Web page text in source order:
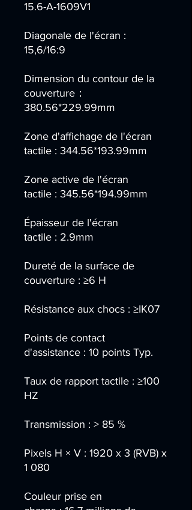
15.6-A-1609V1
Diagonale de l'écran :
15,6/16:9
Dimension du contour de la
couverture：
380.56*229.99mm
Zone d'affichage de l'écran
tactile : 344.56*193.99mm
Zone active de l'écran
tactile : 345.56*194.99mm
Épaisseur de l'écran
tactile : 2.9mm
Dureté de la surface de
couverture : ≥6 H
Résistance aux chocs : ≥IK07
Points de contact
d'assistance : 10 points Typ.
Taux de rapport tactile : ≥100
HZ
Transmission : > 85 %
Pixels H × V : 1920 x 3 (RVB) x
1 080
Couleur prise en